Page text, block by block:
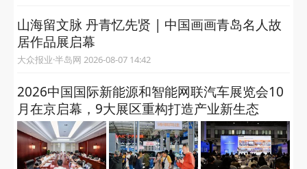
山海留文脉 丹青忆先贤 | 中国画画青岛名人故
居作品展启幕
大众报业·半岛网 2026-08-07 14:42
2026中国国际新能源和智能网联汽车展览会10
月在京启幕，9大展区重构打造产业新生态